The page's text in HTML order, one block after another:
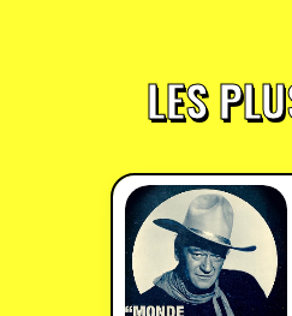
LES